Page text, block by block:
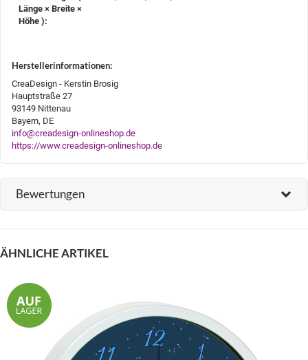
Länge × Breite ×
Höhe )‍:
Herstellerinformationen:
CreaDesign - Kerstin Brosig
Hauptstraße 27
93149 Nittenau
Bayern, DE
info@creadesign-onlineshop.de
https://www.creadesign-onlineshop.de
Bewertungen
ÄHNLICHE ARTIKEL